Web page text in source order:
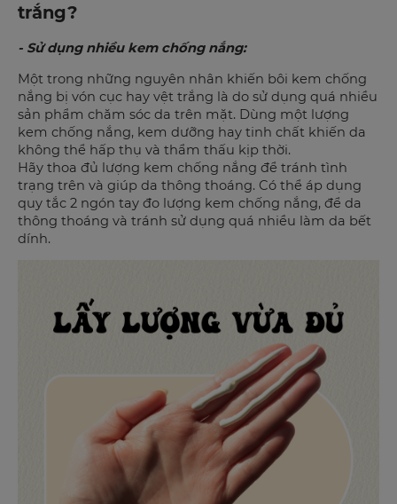
trắng?
- Sử dụng nhiều kem chống nắng:
Một trong những nguyên nhân khiến bôi kem chống
nắng bị vón cục hay vệt trắng là do sử dụng quá nhiều
sản phẩm chăm sóc da trên mặt. Dùng một lượng
kem chống nắng, kem dưỡng hay tinh chất khiến da
không thể hấp thụ và thẩm thấu kịp thời.
Hãy thoa đủ lượng kem chống nắng để tránh tình
trạng trên và giúp da thông thoáng. Có thể áp dụng
quy tắc 2 ngón tay đo lượng kem chống nắng, để da
thông thoáng và tránh sử dụng quá nhiều làm da bết
dính.